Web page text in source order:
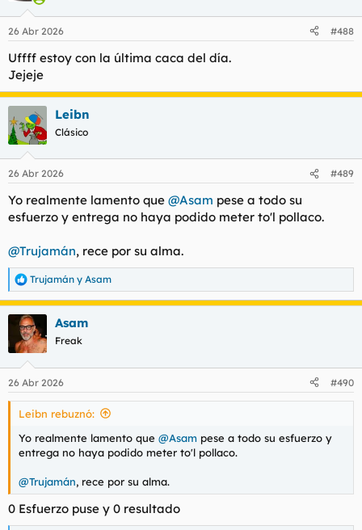
e
:
26 Abr 2026 #488
Uffff estoy con la última caca del día.
Jejeje
Leibn
Clásico
26 Abr 2026 #489
Yo realmente lamento que @Asam pese a todo su
esfuerzo y entrega no haya podido meter to'l pollaco.
@Trujamán, rece por su alma.
R
e
a
i
e
s
Trujamán y Asam
Asam
Freak
26 Abr 2026 #490
Leibn rebuznó:
Yo realmente lamento que @Asam pese a todo su esfuerzo y
entrega no haya podido meter to'l pollaco.
@Trujamán, rece por su alma.
0 Esfuerzo puse y 0 resultado